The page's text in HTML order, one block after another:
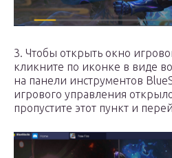
3. Чтобы открыть окно
кликните по иконке в виде
на панели инструментов
игрового управления
пропустите этот пункт и